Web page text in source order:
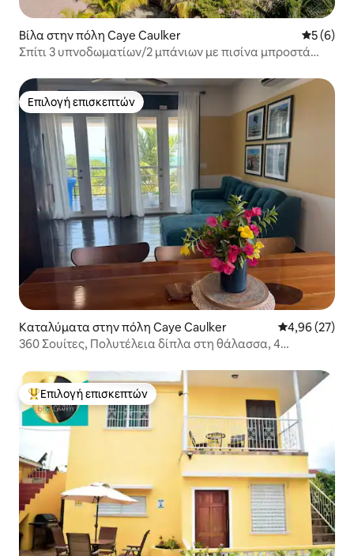
Βίλα στην πόλη Caye Caulker Μέση
5 (6)
Σπίτι 3 υπνοδωματίων/2 μπάνιων με πισίνα μπροστά
Επιλογή επισκεπτών
Επιλογή επισκεπτών
Καταλύματα στην πόλη Caye Caulker Μέση
4,96 (27)
360 Σουίτες, Πολυτέλεια δίπλα στη θάλασσα, 4
Κορυφαία επιλογή επισκεπτών
Επιλογή επισκεπτών